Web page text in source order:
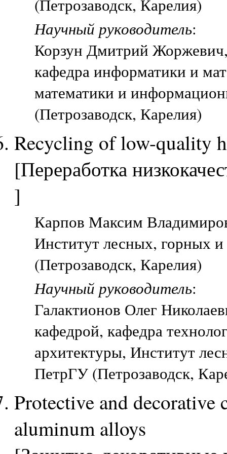
(Петрозаводск, Карелия)
Научный руководитель:
Корзун Дмитрий
кафедра информатики и
математики и
(Петрозаводск, Карелия)
Recycling of low-quality
[Переработка
]
Карпов Максим
Институт лесных, горных
(Петрозаводск, Карелия)
Научный руководитель:
Галактионов Олег
кафедрой, кафедра
архитектуры, Институт
ПетрГУ (Петрозаводск,
Protective and decorative
aluminum alloys